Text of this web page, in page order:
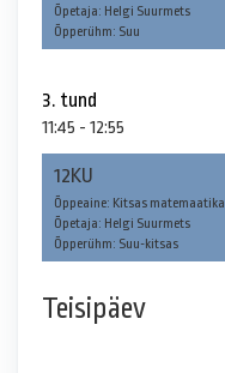
Õpetaja: Helgi Suurmets
Õpperühm: Suu
3. tund
11:45 - 12:55
12KU
Õppeaine: Kitsas matemaatika
Õpetaja: Helgi Suurmets
Õpperühm: Suu-kitsas
Teisipäev